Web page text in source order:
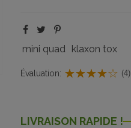
mini quad klaxon tox
Évaluation: (4)
LIVRAISON RAPIDE !